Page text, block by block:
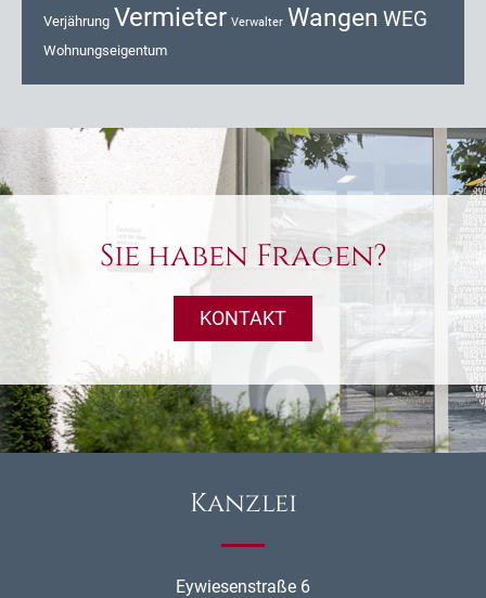
Verjährung Vermieter Verwalter Wangen WEG
Wohnungseigentum
Sie haben Fragen?
KONTAKT
Kanzlei
Eywiesenstraße 6